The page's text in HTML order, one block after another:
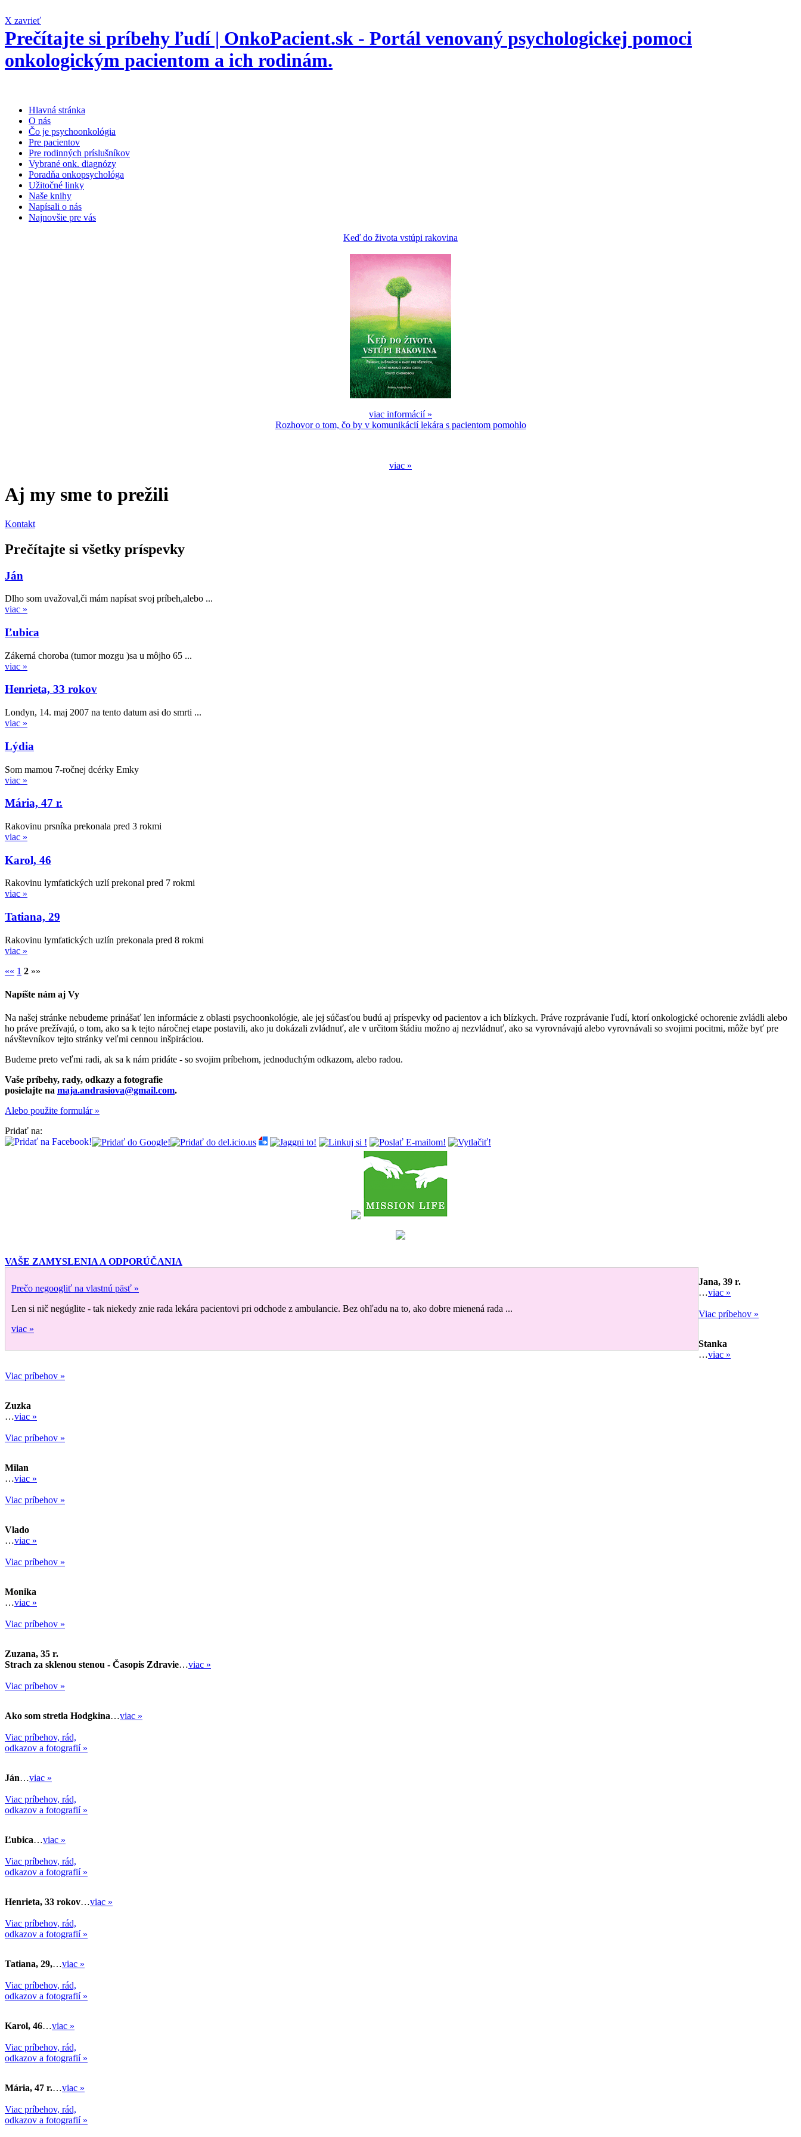
X zavrieť
Prečítajte si príbehy ľudí | OnkoPacient.sk - Portál venovaný psychologickej pomoci
onkologickým pacientom a ich rodinám.
Hlavná stránka
O nás
Čo je psychoonkológia
Pre pacientov
Pre rodinných príslušníkov
Vybrané onk. diagnózy
Poradňa onkopsychológa
Užitočné linky
Naše knihy
Napísali o nás
Najnovšie pre vás
Keď do života vstúpi rakovina
viac informácií »
Rozhovor o tom, čo by v komunikácií lekára s pacientom pomohlo
viac »
Aj my sme to prežili
Kontakt
Prečítajte si všetky príspevky
Ján
Dlho som uvažoval,či mám napísat svoj príbeh,alebo ...
viac »
Ľubica
Zákerná choroba (tumor mozgu )sa u môjho 65 ...
viac »
Henrieta, 33 rokov
Londyn, 14. maj 2007 na tento datum asi do smrti ...
viac »
Lýdia
Som mamou 7-ročnej dcérky Emky
viac »
Mária, 47 r.
Rakovinu prsníka prekonala pred 3 rokmi
viac »
Karol, 46
Rakovinu lymfatických uzlí prekonal pred 7 rokmi
viac »
Tatiana, 29
Rakovinu lymfatických uzlín prekonala pred 8 rokmi
viac »
«« 1 2 »»
Napíšte nám aj Vy
Na našej stránke nebudeme prinášať len informácie z oblasti psychoonkológie, ale jej súčasťou budú aj príspevky od pacientov a ich blízkych. Práve rozprávanie ľudí, ktorí onkologické ochorenie zvládli alebo
ho práve prežívajú, o tom, ako sa k tejto náročnej etape postavili, ako ju dokázali zvládnuť, ale v určitom štádiu možno aj nezvládnuť, ako sa vyrovnávajú alebo vyrovnávali so svojimi pocitmi, môže byť pre
návštevníkov tejto stránky veľmi cennou inšpiráciou.
Budeme preto veľmi radi, ak sa k nám pridáte - so svojim príbehom, jednoduchým odkazom, alebo radou.
Vaše príbehy, rady, odkazy a fotografie
posielajte na maja.andrasiova@gmail.com.
Alebo použite formulár »
Pridať na:
VAŠE ZAMYSLENIA A ODPORÚČANIA
Prečo negoogliť na vlastnú päsť »
Len si nič negúglite - tak niekedy znie rada lekára pacientovi pri odchode z ambulancie. Bez ohľadu na to, ako dobre mienená rada ...
viac »
Jana, 39 r.
…viac »
Viac príbehov »
Stanka
…viac »
Viac príbehov »
Zuzka
…viac »
Viac príbehov »
Milan
…viac »
Viac príbehov »
Vlado
…viac »
Viac príbehov »
Monika
…viac »
Viac príbehov »
Zuzana, 35 r.
Strach za sklenou stenou - Časopis Zdravie…viac »
Viac príbehov »
Ako som stretla Hodgkina…viac »
Viac príbehov, rád,
odkazov a fotografií »
Ján…viac »
Viac príbehov, rád,
odkazov a fotografií »
Ľubica…viac »
Viac príbehov, rád,
odkazov a fotografií »
Henrieta, 33 rokov…viac »
Viac príbehov, rád,
odkazov a fotografií »
Tatiana, 29,…viac »
Viac príbehov, rád,
odkazov a fotografií »
Karol, 46…viac »
Viac príbehov, rád,
odkazov a fotografií »
Mária, 47 r.…viac »
Viac príbehov, rád,
odkazov a fotografií »